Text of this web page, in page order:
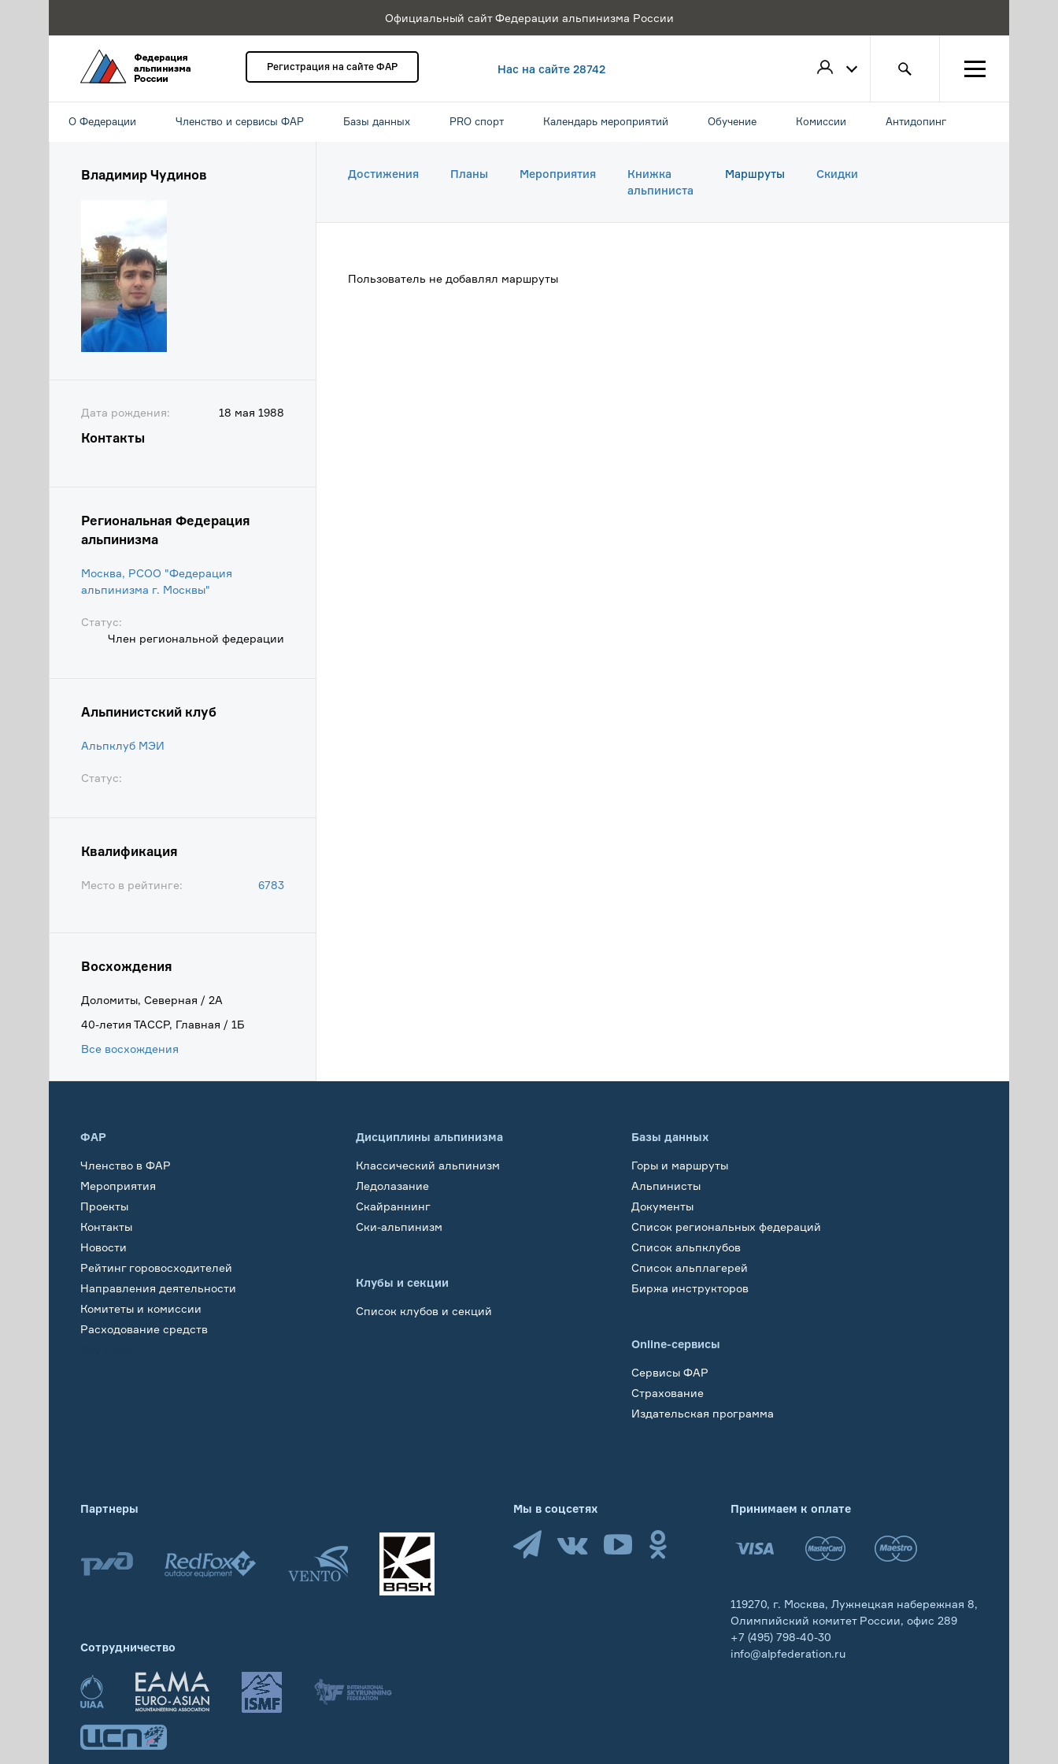
Официальный сайт Федерации альпинизма России
Регистрация на сайте ФАР Нас на сайте 28742
О Федерации Членство и сервисы ФАР Базы данных PRO спорт Календарь мероприятий Обучение Комиссии Антидопинг
Владимир Чудинов
Дата рождения: 18 мая 1988
Контакты
Региональная Федерация
альпинизма
Москва, РСОО "Федерация
альпинизма г. Москвы"
Статус:
Член региональной федерации
Альпинистский клуб
Альпклуб МЭИ
Статус:
Квалификация
Место в рейтинге: 6783
Восхождения
Доломиты, Северная / 2А
40-летия ТАССР, Главная / 1Б
Все восхождения
Достижения Планы Мероприятия
Книжка
альпиниста
Маршруты Скидки
Пользователь не добавлял маршруты
ФАР
Членство в ФАР
Мероприятия
Проекты
Контакты
Новости
Рейтинг горовосходителей
Направления деятельности
Комитеты и комиссии
Расходование средств
Дисциплины альпинизма
Классический альпинизм
Ледолазание
Скайраннинг
Ски-альпинизм
Клубы и секции
Список клубов и секций
Базы данных
Горы и маршруты
Альпинисты
Документы
Список региональных федераций
Список альпклубов
Список альплагерей
Биржа инструкторов
Online-сервисы
Сервисы ФАР
Страхование
Издательская программа
Партнеры
Сотрудничество
Принимаем к оплате
119270, г. Москва, Лужнецкая набережная 8,
Олимпийский комитет России, офис 289
+7 (495) 798-40-30
info@alpfederation.ru
Мы в соцсетях